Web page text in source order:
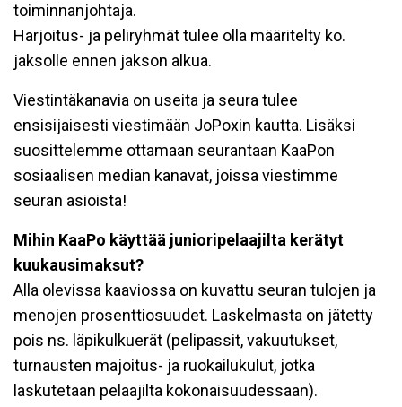
toiminnanjohtaja.
Harjoitus- ja peliryhmät tulee olla määritelty ko.
jaksolle ennen jakson alkua.
Viestintäkanavia on useita ja seura tulee
ensisijaisesti viestimään JoPoxin kautta. Lisäksi
suosittelemme ottamaan seurantaan KaaPon
sosiaalisen median kanavat, joissa viestimme
seuran asioista!
Mihin KaaPo käyttää junioripelaajilta kerätyt
kuukausimaksut?
Alla olevissa kaaviossa on kuvattu seuran tulojen ja
menojen prosenttiosuudet. Laskelmasta on jätetty
pois ns. läpikulkuerät (pelipassit, vakuutukset,
turnausten majoitus- ja ruokailukulut, jotka
laskutetaan pelaajilta kokonaisuudessaan).